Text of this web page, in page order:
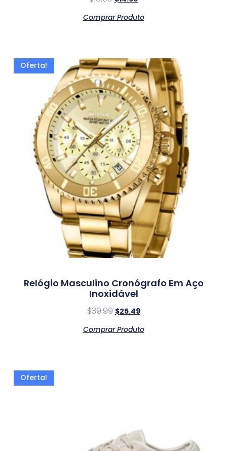
Comprar Produto
Oferta!
Relógio Masculino Cronógrafo Em Aço
Inoxidável
$39.99 $25.49
Comprar Produto
Oferta!